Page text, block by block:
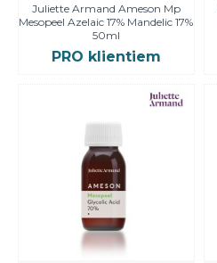
Juliette Armand Ameson Mp
Mesopeel Azelaic 17% Mandelic 17%
50ml
PRO klientiem